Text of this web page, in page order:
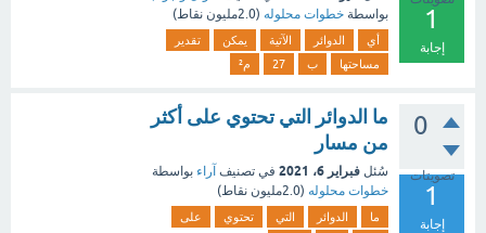
1
إجابة
بواسطة خطوات محلوله (2.0مليون نقاط)
أي الدوائر الآتية يمكن
تقدير
مساحتها
ب 27 م²
0
تصويتات
1
إجابة
ما الدوائر التي تحتوي على أكثر
من مسار
سُئل فبراير 6، 2021 في تصنيف آراء بواسطة
خطوات محلوله (2.0مليون نقاط)
ما الدوائر التي تحتوي على